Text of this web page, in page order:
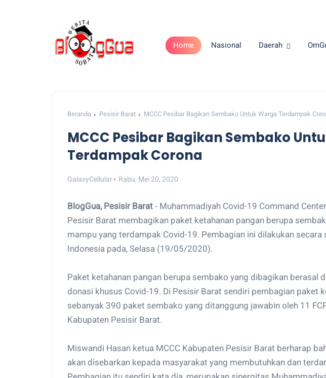
Home Nasional Daerah
Beranda Pesisir Barat MCCC Pesibar Bagikan Sembako Untuk Warga Terdampak
MCCC Pesibar Bagikan Sembako
Terdampak Corona
GalaxyCellular Rabu, Mei 20, 2020
BlogGua, Pesisir Barat - Muhammadiyah Covid-19 Command
Pesisir Barat membagikan paket ketahanan pangan berupa
mampu yang terdampak Covid-19. Pembagian ini dilakukan secara
Indonesia pada, Selasa (19/05/2020).
Paket ketahanan pangan berupa sembako yang dibagikan berasal
donasi khusus Covid-19. Di Pesisir Barat sendiri pembagian paket
sebanyak 390 paket sembako yang ditanggung jawabin oleh 11
Kabupaten Pesisir Barat.
Miswandi Hasan ketua MCCC Kabupaten Pesisir Barat berharap
akan disebarkan kepada masyarakat yang membutuhkan dan